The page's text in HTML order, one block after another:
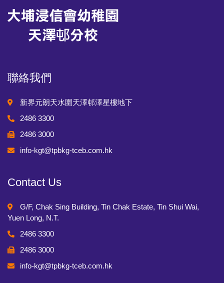
聯絡我們
新界元朗天水圍天澤邨澤星樓地下
2486 3300
2486 3000
info-kgt@tpbkg-tceb.com.hk
Contact Us
G/F, Chak Sing Building, Tin Chak Estate, Tin Shui Wai,
Yuen Long, N.T.
2486 3300
2486 3000
info-kgt@tpbkg-tceb.com.hk